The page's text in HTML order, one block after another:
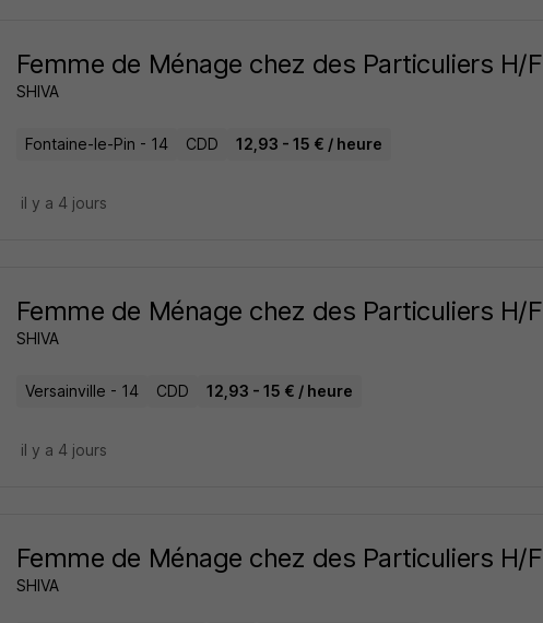
Femme de Ménage chez des Particuliers H/F
SHIVA
Fontaine-le-Pin - 14 CDD 12,93 - 15 € / heure
il y a 4 jours
Femme de Ménage chez des Particuliers H/F
SHIVA
Versainville - 14 CDD 12,93 - 15 € / heure
il y a 4 jours
Femme de Ménage chez des Particuliers H/F
SHIVA